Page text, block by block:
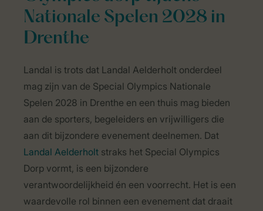
Nationale Spelen 2028 in
Drenthe
Landal is trots dat Landal Aelderholt onderdeel
mag zijn van de Special Olympics Nationale
Spelen 2028 in Drenthe en een thuis mag bieden
aan de sporters, begeleiders en vrijwilligers die
aan dit bijzondere evenement deelnemen. Dat
Landal Aelderholt straks het Special Olympics
Dorp vormt, is een bijzondere
verantwoordelijkheid én een voorrecht. Het is een
waardevolle rol binnen een evenement dat draait